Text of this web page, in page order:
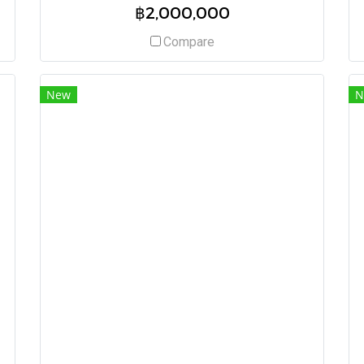
฿2,000,000
Compare
New